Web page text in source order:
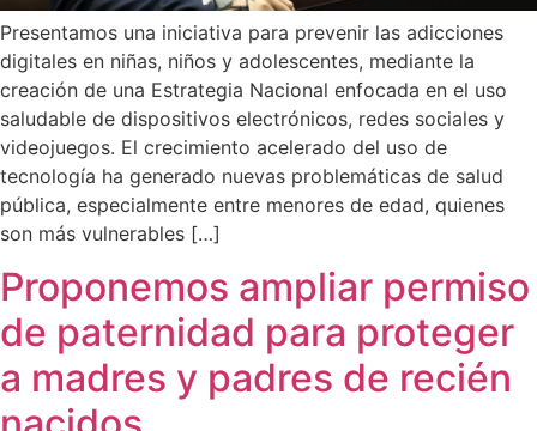
Presentamos una iniciativa para prevenir las adicciones
digitales en niñas, niños y adolescentes, mediante la
creación de una Estrategia Nacional enfocada en el uso
saludable de dispositivos electrónicos, redes sociales y
videojuegos. El crecimiento acelerado del uso de
tecnología ha generado nuevas problemáticas de salud
pública, especialmente entre menores de edad, quienes
son más vulnerables […]
Proponemos ampliar permiso
de paternidad para proteger
a madres y padres de recién